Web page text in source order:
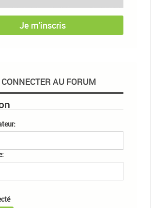
Je m'inscris
CONNECTER AU FORUM